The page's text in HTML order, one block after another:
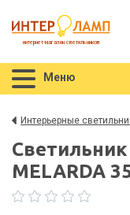
интернет-магазин светильников
Меню
Интерьерные
MELARDA